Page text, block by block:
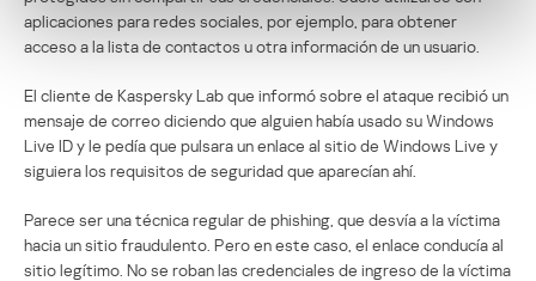
aplicaciones para redes sociales, por ejemplo, para obtener
acceso a la lista de contactos u otra información de un usuario.
El cliente de Kaspersky Lab que informó sobre el ataque recibió un
mensaje de correo diciendo que alguien había usado su Windows
Live ID y le pedía que pulsara un enlace al sitio de Windows Live y
siguiera los requisitos de seguridad que aparecían ahí.
Parece ser una técnica regular de phishing, que desvía a la víctima
hacia un sitio fraudulento. Pero en este caso, el enlace conducía al
sitio legítimo. No se roban las credenciales de ingreso de la víctima